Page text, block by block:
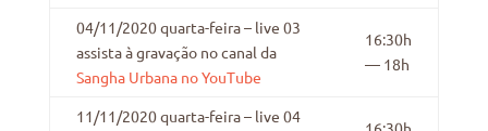
04/11/2020 quarta-feira – live 03
assista à gravação no canal da
Sangha Urbana no YouTube
16:30h
— 18h
11/11/2020 quarta-feira – live 04